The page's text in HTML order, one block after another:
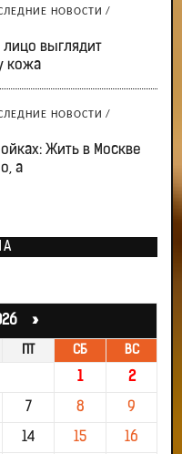
НОВОСТИ /
выглядит
кожа
НОВОСТИ /
Жить в Москве
а
»
ПТ СБ ВС
1 2
7 8 9
14 15 16